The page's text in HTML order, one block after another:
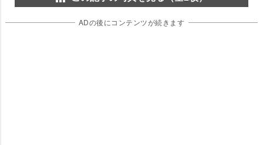
ADの後にコンテンツが続きます